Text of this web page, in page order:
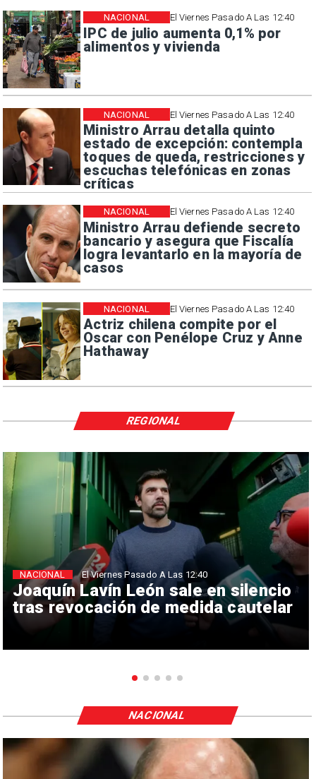
El Viernes Pasado A Las 12:40
IPC de julio aumenta 0,1% por
alimentos y vivienda
NACIONAL
El Viernes Pasado A Las 12:40
Ministro Arrau detalla quinto
estado de excepción: contempla
toques de queda, restricciones y
escuchas telefónicas en zonas
críticas
NACIONAL
El Viernes Pasado A Las 12:40
Ministro Arrau defiende secreto
bancario y asegura que Fiscalía
logra levantarlo en la mayoría de
casos
NACIONAL
El Viernes Pasado A Las 12:40
Actriz chilena compite por el
Oscar con Penélope Cruz y Anne
Hathaway
NACIONAL
Joaquín Lavín León sale en silencio
tras revocación de medida cautelar
NACIONAL El Viernes Pasado A Las 12:40
REGIONAL
NACIONAL